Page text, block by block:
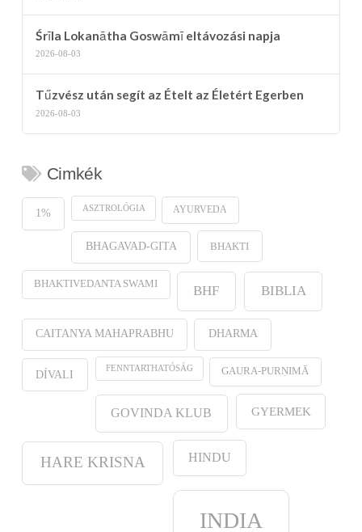
Śrīla Lokanātha Goswāmī eltávozási napja
2026-08-03
Tűzvész után segít az Ételt az Életért Egerben
2026-08-03
Cimkék
1% ASZTROLÓGIA AYURVEDA
BHAGAVAD-GITA BHAKTI
BHAKTIVEDANTA SWAMI BHF BIBLIA
CAITANYA MAHAPRABHU DHARMA
DÍVALI FENNTARTHATÓSÁG GAURA-PURṆIMĀ
GOVINDA KLUB GYERMEK
HARE KRISNA HINDU
INDIA